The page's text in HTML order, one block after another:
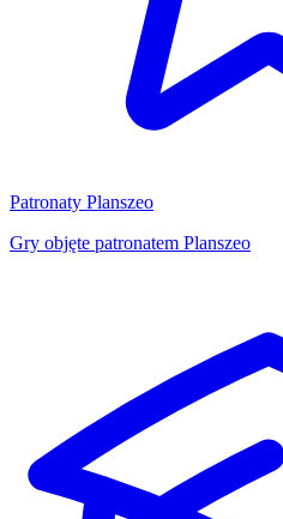
Patronaty Planszeo
Gry objęte patronatem Planszeo